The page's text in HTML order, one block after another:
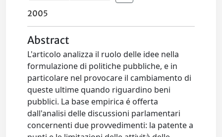
2005
Abstract
L'articolo analizza il ruolo delle idee nella
formulazione di politiche pubbliche, e in
particolare nel provocare il cambiamento di
queste ultime quando riguardino beni
pubblici. La base empirica é offerta
dall'analisi delle discussioni parlamentari
concernenti due provvedimenti: la patente a